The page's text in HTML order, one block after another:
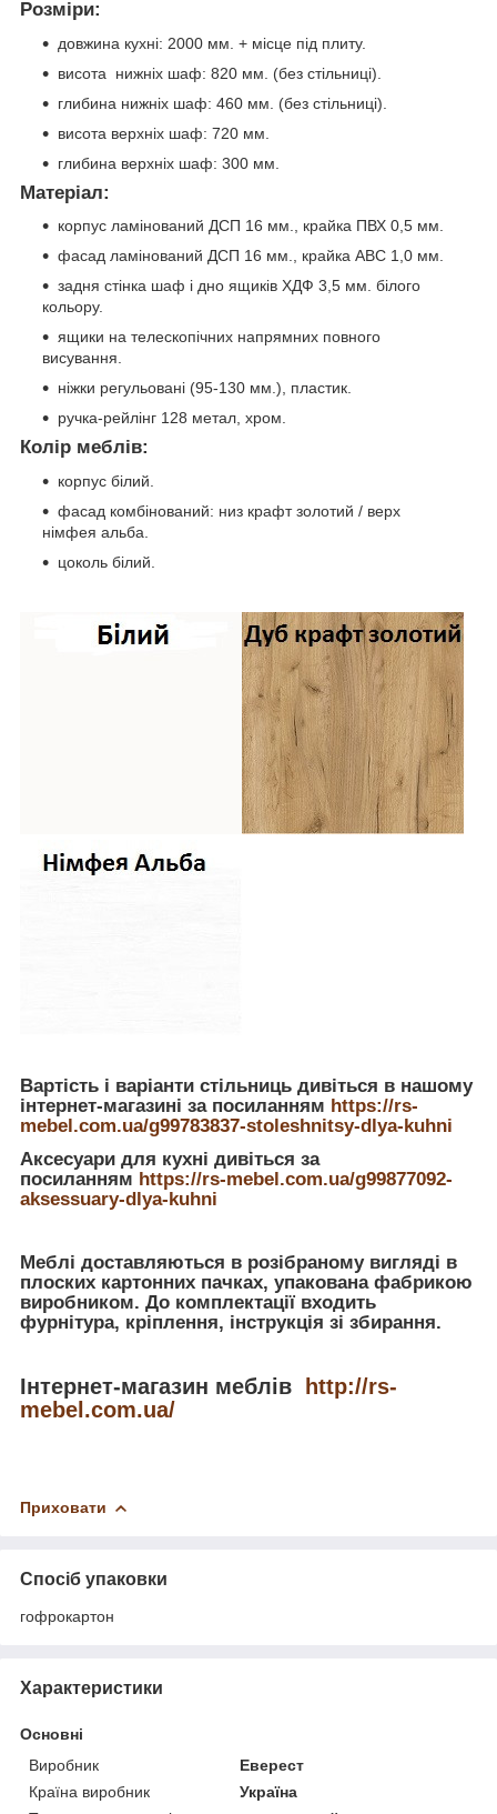
Розміри:
довжина кухні: 2000 мм. + місце під плиту.
висота нижніх шаф: 820 мм. (без стільниці).
глибина нижніх шаф: 460 мм. (без стільниці).
висота верхніх шаф: 720 мм.
глибина верхніх шаф: 300 мм.
Матеріал:
корпус ламінований ДСП 16 мм., крайка ПВХ 0,5 мм.
фасад ламінований ДСП 16 мм., крайка АВС 1,0 мм.
задня стінка шаф і дно ящиків ХДФ 3,5 мм. білого
кольору.
ящики на телескопічних напрямних повного
висування.
ніжки регульовані (95-130 мм.), пластик.
ручка-рейлінг 128 метал, хром.
Колір меблів:
корпус білий.
фасад комбінований: низ крафт золотий / верх
німфея альба.
цоколь білий.
Вартість і варіанти стільниць дивіться в нашому
інтернет-магазині за посиланням https://rs-
mebel.com.ua/g99783837-stoleshnitsy-dlya-kuhni
Аксесуари для кухні дивіться за
посиланням https://rs-mebel.com.ua/g99877092-
aksessuary-dlya-kuhni
Меблі доставляються в розібраному вигляді в
плоских картонних пачках, упакована фабрикою
виробником. До комплектації входить
фурнітура, кріплення, інструкція зі збирання.
Інтернет-магазин меблів
http://rs-
mebel.com.ua/
Приховати
Спосіб упаковки
гофрокартон
Характеристики
Основні
Виробник
Еверест
Країна виробник
Україна